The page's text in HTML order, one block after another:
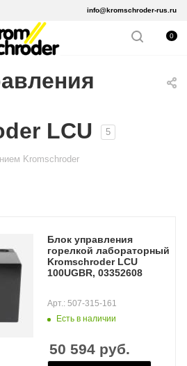
info@kromschroder-rus.ru
0
LCU
5
Kromschroder
Блок управления
горелкой лабораторный
Kromschroder LCU
100UGBR, 03352608
Есть в наличии
Арт.: 507-315-161
50 594 руб.